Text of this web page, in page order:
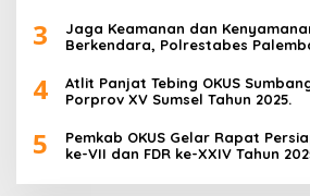
3
Jaga Keamanan dan
Berkendara, Polrestabes
4
Atlit Panjat Tebing OKUS
Porprov XV Sumsel Tahun 2025.
5
Pemkab OKUS Gelar Rapat
ke-VII dan FDR ke-XXIV Tahun